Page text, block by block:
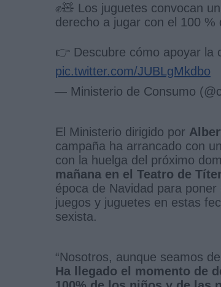
✊🧸 Los juguetes convocan
derecho a jugar con el 100
👉 Descubre cómo apoyar la
pic.twitter.com/JUBLgMkdbo
— Ministerio de Consumo
El Ministerio dirigido por
campaña ha arrancado con
con la huelga del próximo
mañana en el Teatro de
época de Navidad para
juegos y juguetes en estas
sexista.
“Nosotros, aunque seamos
Ha llegado el momento de